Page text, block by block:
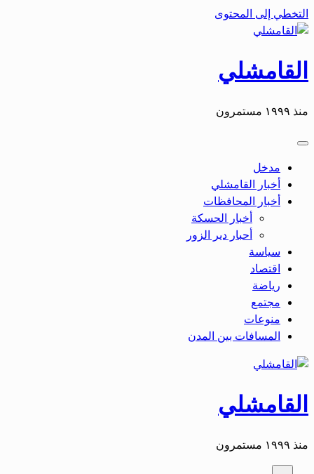
التخطي إلى المحتوى
القامشلي
منذ ١٩٩٩ مستمرون
مدخل
أخبار القامشلي
أخبار المحافظات
أخبار الحسكة
أحبار دير الزور
سياسة
اقتصاد
رياضة
مجتمع
منوعات
المسافات بين المدن
القامشلي
منذ ١٩٩٩ مستمرون